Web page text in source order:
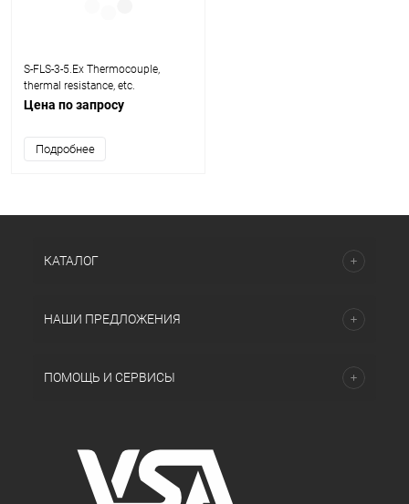
S-FLS-3-5.Ex Thermocouple,
thermal resistance, etc.
Цена по запросу
Подробнее
КАТАЛОГ
НАШИ ПРЕДЛОЖЕНИЯ
ПОМОЩЬ И СЕРВИСЫ